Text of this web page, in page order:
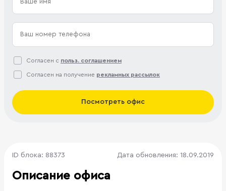
Согласен с польз. соглашением
Согласен на получение рекламных рассылок
Посмотреть офис
ID блока: 88373 Дата обновления: 18.09.2019
Описание офиса